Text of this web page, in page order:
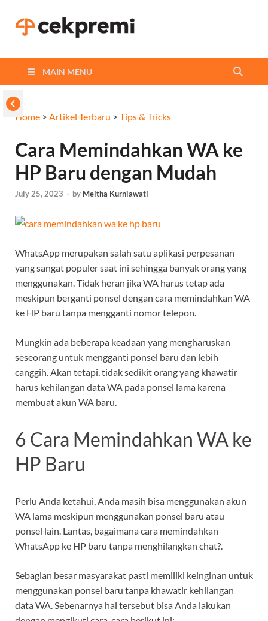
MAIN MENU
Home > Artikel Terbaru > Tips & Tricks
Cara Memindahkan WA ke
HP Baru dengan Mudah
July 25, 2023 - by Meitha Kurniawati
WhatsApp merupakan salah satu aplikasi perpesanan
yang sangat populer saat ini sehingga banyak orang yang
menggunakan. Tidak heran jika WA harus tetap ada
meskipun berganti ponsel dengan cara memindahkan WA
ke HP baru tanpa mengganti nomor telepon.
Mungkin ada beberapa keadaan yang mengharuskan
seseorang untuk mengganti ponsel baru dan lebih
canggih. Akan tetapi, tidak sedikit orang yang khawatir
harus kehilangan data WA pada ponsel lama karena
membuat akun WA baru.
6 Cara Memindahkan WA ke
HP Baru
Perlu Anda ketahui, Anda masih bisa menggunakan akun
WA lama meskipun menggunakan ponsel baru atau
ponsel lain. Lantas, bagaimana cara memindahkan
WhatsApp ke HP baru tanpa menghilangkan chat?.
Sebagian besar masyarakat pasti memiliki keinginan untuk
menggunakan ponsel baru tanpa khawatir kehilangan
data WA. Sebenarnya hal tersebut bisa Anda lakukan